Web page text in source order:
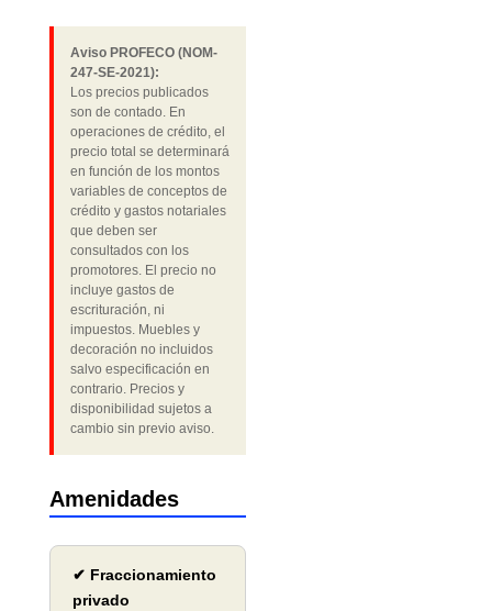
Aviso PROFECO (NOM-
247-SE-2021):
Los precios publicados
son de contado. En
operaciones de crédito, el
precio total se determinará
en función de los montos
variables de conceptos de
crédito y gastos notariales
que deben ser
consultados con los
promotores. El precio no
incluye gastos de
escrituración, ni
impuestos. Muebles y
decoración no incluidos
salvo especificación en
contrario. Precios y
disponibilidad sujetos a
cambio sin previo aviso.
Amenidades
✔ Fraccionamiento
privado